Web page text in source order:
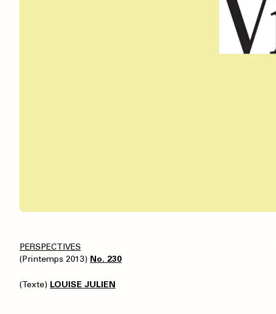
PERSPECTIVES
(Printemps 2013) No. 230
(Texte) LOUISE JULIEN